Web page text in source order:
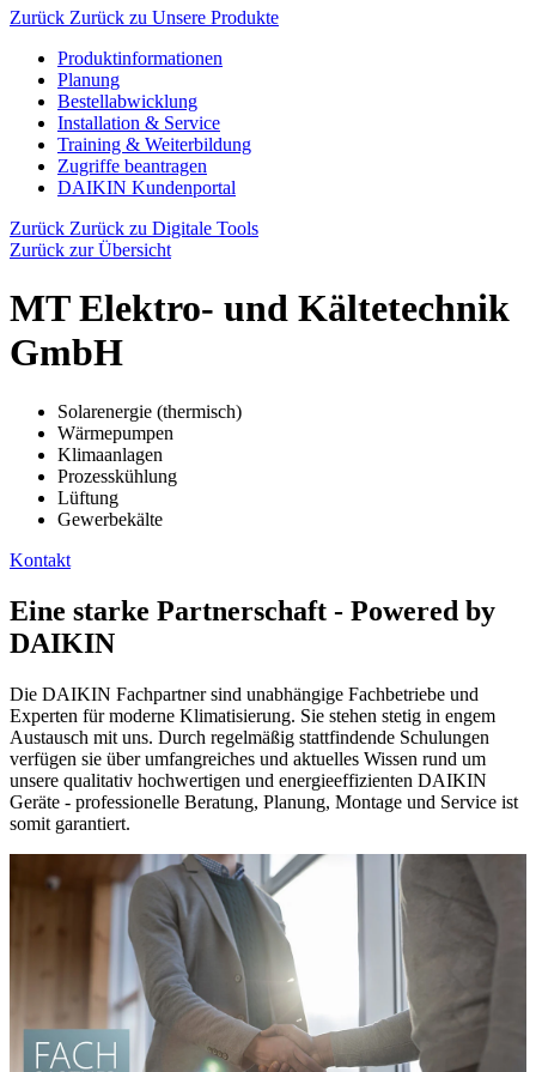
Zurück Zurück zu Unsere Produkte
Produktinformationen
Planung
Bestellabwicklung
Installation & Service
Training & Weiterbildung
Zugriffe beantragen
DAIKIN Kundenportal
Zurück Zurück zu Digitale Tools
Zurück zur Übersicht
MT Elektro- und Kältetechnik
GmbH
Solarenergie (thermisch)
Wärmepumpen
Klimaanlagen
Prozesskühlung
Lüftung
Gewerbekälte
Kontakt
Eine starke Partnerschaft - Powered by
DAIKIN
Die DAIKIN Fachpartner sind unabhängige Fachbetriebe und
Experten für moderne Klimatisierung. Sie stehen stetig in engem
Austausch mit uns. Durch regelmäßig stattfindende Schulungen
verfügen sie über umfangreiches und aktuelles Wissen rund um
unsere qualitativ hochwertigen und energieeffizienten DAIKIN
Geräte - professionelle Beratung, Planung, Montage und Service ist
somit garantiert.